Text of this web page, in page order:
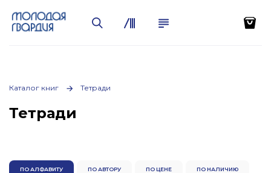
Каталог книг Тетради
Тетради
ПО АЛФАВИТУ ПО АВТОРУ ПО ЦЕНЕ ПО НАЛИЧИЮ